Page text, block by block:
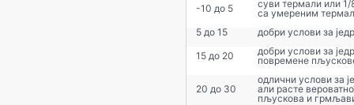
-10 до 5
суви термали или 1/
са умереним
5 до 15
добри услови за
15 до 20
добри услови за
повремене
20 до 30
одлични услови за
али расте
пљускова и